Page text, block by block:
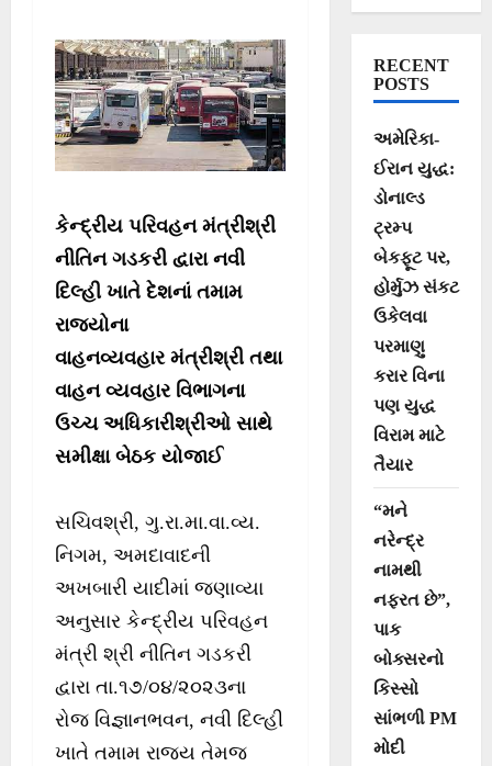
કેન્દ્રીય પરિવહન મંત્રીશ્રી
નીતિન ગડકરી દ્વારા નવી
દિલ્હી ખાતે દેશનાં તમામ
રાજ્યોના
વાહનવ્યવહાર મંત્રીશ્રી તથા
વાહન વ્યવહાર વિભાગના
ઉચ્ચ અધિકારીશ્રીઓ સાથે
સમીક્ષા બેઠક યોજાઈ
સચિવશ્રી, ગુ.રા.મા.વા.વ્ય.
નિગમ, અમદાવાદની
અખબારી યાદીમાં જણાવ્યા
અનુસાર કેન્દ્રીય પરિવહન
મંત્રી શ્રી નીતિન ગડકરી
દ્વારા તા.૧૭/૦૪/૨૦૨૩ના
રોજ વિજ્ઞાનભવન, નવી દિલ્હી
ખાતે તમામ રાજ્ય તેમજ
RECENT
POSTS
અમેરિકા-
ઈરાન યુદ્ધ:
ડોનાલ્ડ
ટ્રમ્પ
બેકફૂટ પર,
હોર્મુઝ સંકટ
ઉકેલવા
પરમાણુ
કરાર વિના
પણ યુદ્ધ
વિરામ માટે
તૈયાર
“મને
નરેન્દ્ર
નામથી
નફરત છે”,
પાક
બોક્સરનો
કિસ્સો
સાંભળી PM
મોદી